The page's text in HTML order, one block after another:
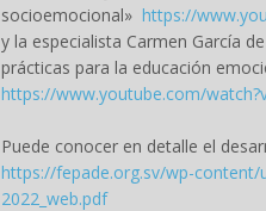
socioemocional» https://
y la especialista Carmen García
prácticas para la educación
https://www.youtube.com/
Puede conocer en detalle el
https://fepade.org.sv/wp-
2022_web.pdf